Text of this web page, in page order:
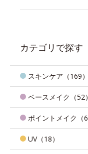
カテゴリで探す
スキンケア（169）
ベースメイク（52）
ポイントメイク（
UV（18）